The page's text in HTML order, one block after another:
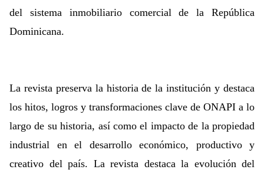
del sistema inmobiliario comercial de la República
Dominicana.
La revista preserva la historia de la institución y destaca
los hitos, logros y transformaciones clave de ONAPI a lo
largo de su historia, así como el impacto de la propiedad
industrial en el desarrollo económico, productivo y
creativo del país. La revista destaca la evolución del